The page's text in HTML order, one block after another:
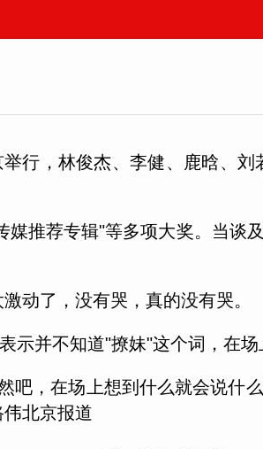
行，林俊杰、李健、鹿晗、
推荐专辑"等多项大奖。当谈
动了，没有哭，真的没有哭。
并不知道"撩妹"这个词，在场
，在场上想到什么就会说什
北京报道